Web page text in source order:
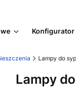
Lampy do
Lampy